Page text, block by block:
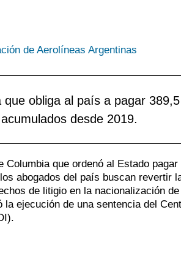
obliga al país a pagar 389,5
desde 2019.
que ordenó al Estado pagar
abogados del país buscan revertir
de litigio en la nacionalización
ejecución de una sentencia del